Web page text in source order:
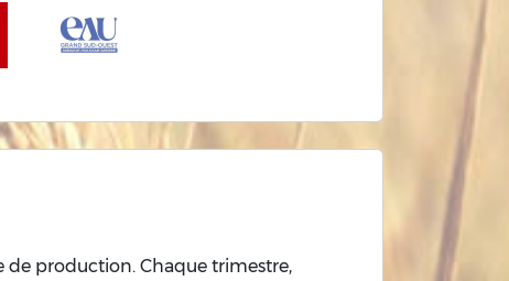
de production. Chaque trimestre,